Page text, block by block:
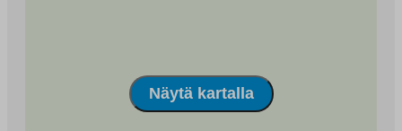
Näytä kartalla